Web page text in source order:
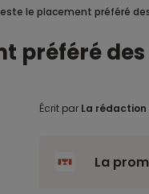
le placement préféré
préféré
Écrit par La
La